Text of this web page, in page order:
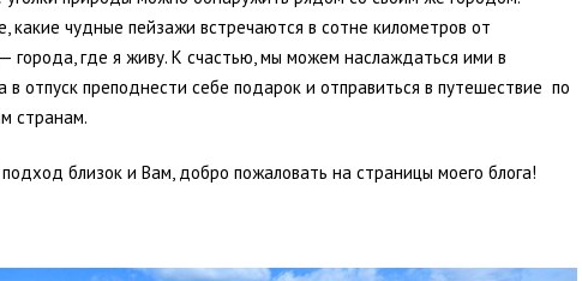
какие чудные пейзажи встречаются в сотне километров от
города, где я живу. К счастью, мы можем наслаждаться ими в
в отпуск преподнести себе подарок и отправиться в путешествие по
странам.
близок и Вам, добро пожаловать на страницы моего блога!